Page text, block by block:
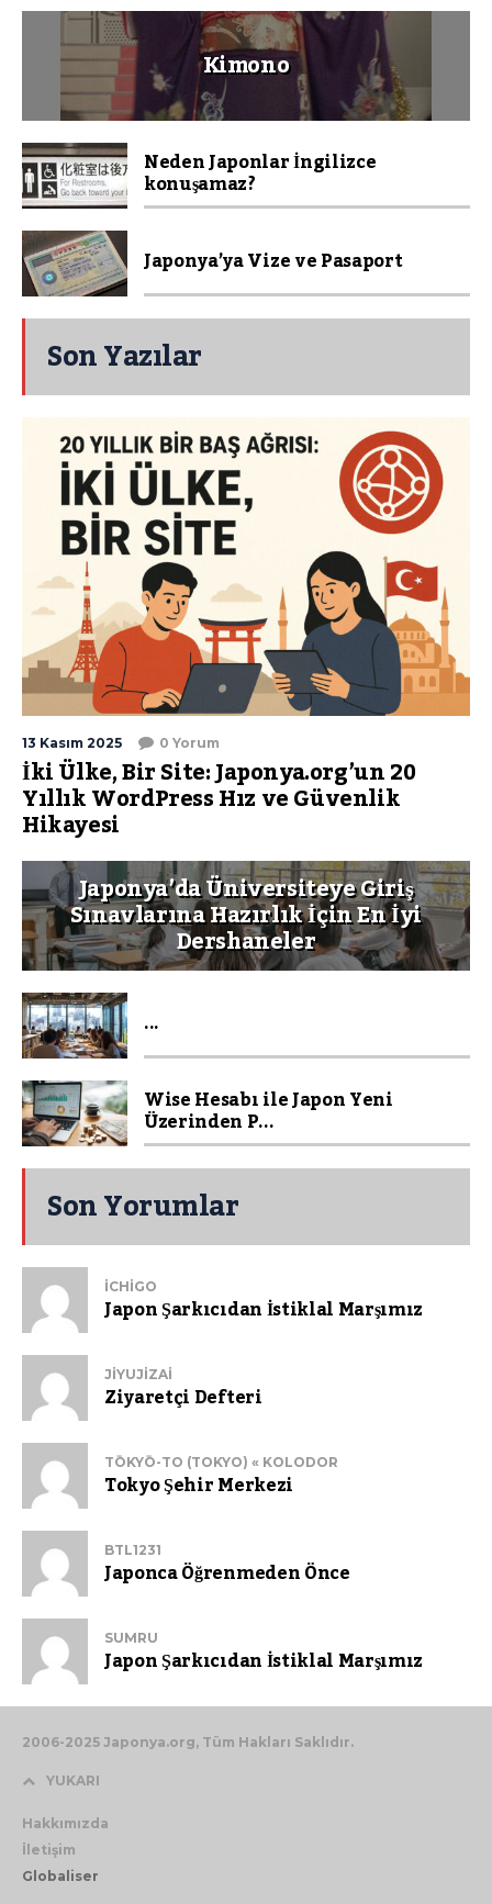
Kimono
Neden Japonlar İngilizce
konuşamaz?
Japonya’ya Vize ve Pasaport
Son Yazılar
13 Kasım 2025 0 Yorum
İki Ülke, Bir Site: Japonya.org’un 20
Yıllık WordPress Hız ve Güvenlik
Hikayesi
Japonya’da Üniversiteye Giriş
Sınavlarına Hazırlık İçin En İyi
Dershaneler
...
Wise Hesabı ile Japon Yeni
Üzerinden P...
Son Yorumlar
ICHIGO
Japon Şarkıcıdan İstiklal Marşımız
JIYUJIZAI
Ziyaretçi Defteri
TŌKYŌ-TO (TOKYO) « KOLODOR
Tokyo Şehir Merkezi
BTL1231
Japonca Öğrenmeden Önce
SUMRU
Japon Şarkıcıdan İstiklal Marşımız
2006-2025 Japonya.org, Tüm Hakları Saklıdır.
YUKARI
Hakkımızda
İletişim
Globaliser